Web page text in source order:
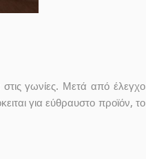
στις γωνίες. Μετά από έλεγχο
για εύθραυστο προϊόν, το